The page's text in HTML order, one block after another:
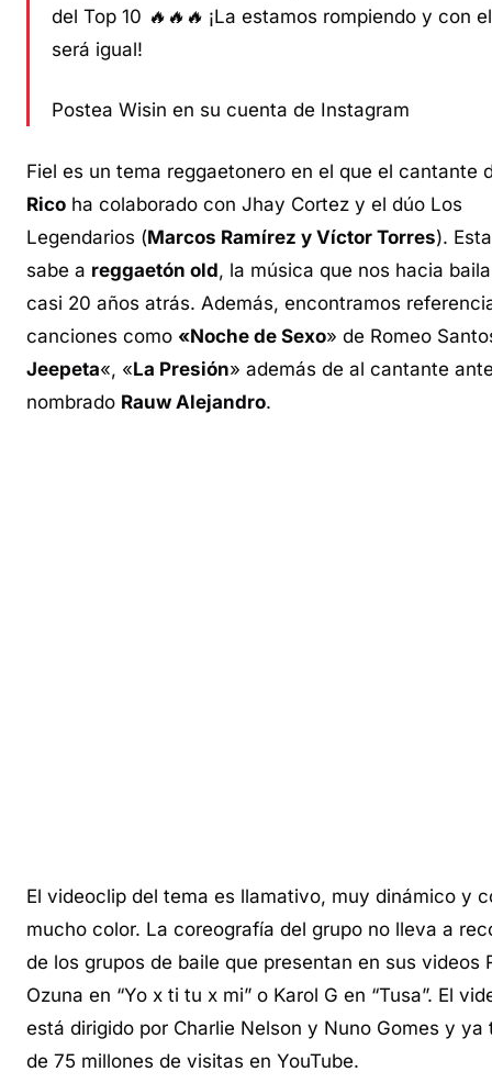
del Top 10 🔥🔥🔥 ¡La estamos rompiendo y con
será igual!
Postea Wisin en su cuenta de Instagram
Fiel es un tema reggaetonero en el que el cantante
Rico ha colaborado con Jhay Cortez y el dúo Los
Legendarios (Marcos Ramírez y Víctor Torres).
sabe a reggaetón old, la música que nos hacia
casi 20 años atrás. Además, encontramos
canciones como «Noche de Sexo» de Romeo
Jeepeta«, «La Presión» además de al cantante
nombrado Rauw Alejandro.
El videoclip del tema es llamativo, muy dinámico y
mucho color. La coreografía del grupo no lleva a
de los grupos de baile que presentan en sus videos
Ozuna en “Yo x ti tu x mi” o Karol G en “Tusa”. El
está dirigido por Charlie Nelson y Nuno Gomes y ya
de 75 millones de visitas en YouTube.